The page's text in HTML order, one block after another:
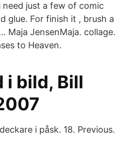
just a few of comic
glue. For finish it , brush a
Maja JensenMaja. collage.
to Heaven.
i bild, Bill
i påsk. 18. Previous.